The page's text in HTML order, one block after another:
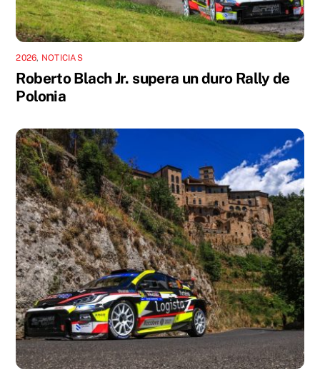
2026, NOTICIAS
Roberto Blach Jr. supera un duro Rally de
Polonia